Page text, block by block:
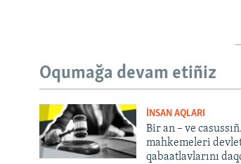
Oqumağa devam etiñiz
İNSAN AQLARI
Bir an – ve
mahkemeleri
qabaatlavlarını